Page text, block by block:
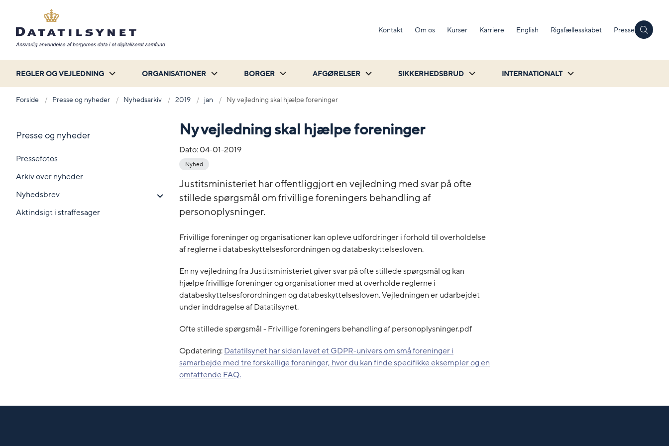
Kontakt Om os Kurser Karriere English Rigsfællesskabet Presse
REGLER OG VEJLEDNING ORGANISATIONER BORGER AFGØRELSER SIKKERHEDSBRUD INTERNATIONALT
Forside Presse og nyheder Nyhedsarkiv 2019 jan Ny vejledning skal hjælpe foreninger
Presse og nyheder
Pressefotos
Arkiv over nyheder
Nyhedsbrev
Aktindsigt i straffesager
Ny vejledning skal hjælpe foreninger
Dato:04-01-2019
Nyhed
Justitsministeriet har offentliggjort en vejledning med svar på ofte
stillede spørgsmål om frivillige foreningers behandling af
personoplysninger.
Frivillige foreninger og organisationer kan opleve udfordringer i forhold til overholdelse
af reglerne i databeskyttelsesforordningen og databeskyttelsesloven.
En ny vejledning fra Justitsministeriet giver svar på ofte stillede spørgsmål og kan
hjælpe frivillige foreninger og organisationer med at overholde reglerne i
databeskyttelsesforordningen og databeskyttelsesloven. Vejledningen er udarbejdet
under inddragelse af Datatilsynet.
Ofte stillede spørgsmål - Frivillige foreningers behandling af personoplysninger.pdf
Opdatering:Datatilsynet har siden lavet et GDPR-univers om små foreninger i
samarbejde med tre forskellige foreninger, hvor du kan finde specifikke eksempler og en
omfattende FAQ.